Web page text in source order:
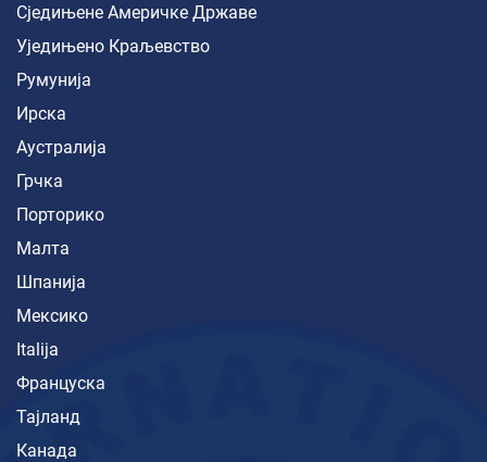
Сједињене Америчке Државе
Уједињено Краљевство
Румунија
Ирска
Аустралија
Грчка
Порторико
Малта
Шпанија
Мексико
Italija
Француска
Тајланд
Канада